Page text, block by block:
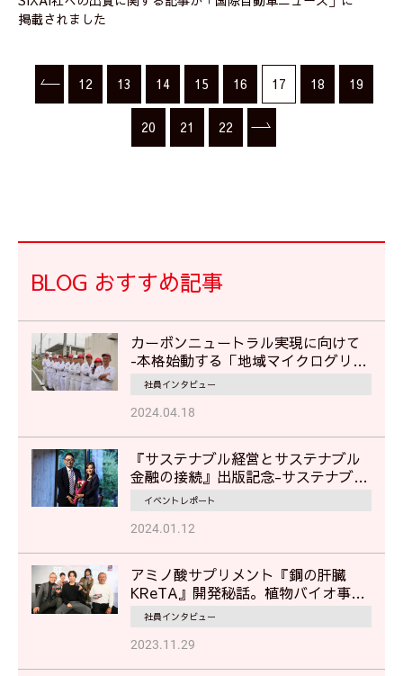
掲載されました
12 13 14 15 16 17 18 19
20 21 22
BLOG おすすめ記事
カーボンニュートラル実現に向けて
‐本格始動する「地域マイクログリッ
ド」で地域の災害対応に貢献‐
社員インタビュー
2024.04.18
『サステナブル経営とサステナブル
金融の接続』出版記念-サステナブル
経営に見るムサシの挑戦-
イベントレポート
2024.01.12
アミノ酸サプリメント『鋼の肝臓
KReTA』開発秘話。植物バイオ事業
部担当者が語る"挑戦"のストーリー
社員インタビュー
2023.11.29